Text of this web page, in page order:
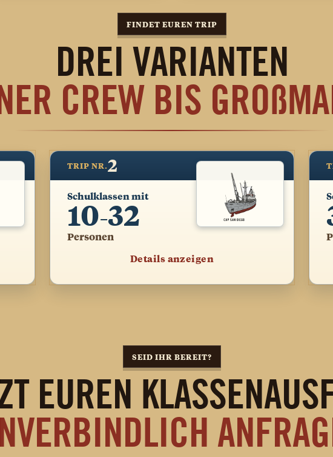
FINDET EUREN TRIP
DREI VARIANTEN
CREW BIS GROß
TRIP NR.2
Schulklassen mit
10–32
Personen
Details anzeigen
SEID IHR BEREIT?
EUREN